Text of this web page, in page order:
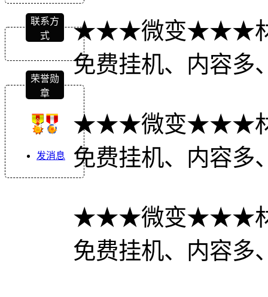
联系方
式
荣誉勋
章
发消息
★★★微变★★★材
免费挂机、内容
★★★微变★★★材
免费挂机、内容
★★★微变★★★材
免费挂机、内容